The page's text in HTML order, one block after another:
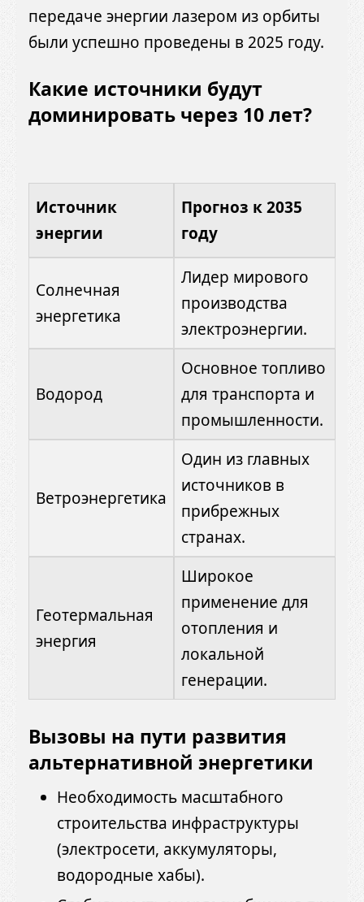
передаче энергии лазером из орбиты
были успешно проведены в 2025 году.
Какие источники будут
доминировать через 10 лет?
Источник
энергии
Прогноз к 2035
году
Солнечная
энергетика
Лидер мирового
производства
электроэнергии.
Водород
Основное топливо
для транспорта и
промышленности.
Ветроэнергетика
Один из главных
источников в
прибрежных
странах.
Геотермальная
энергия
Широкое
применение для
отопления и
локальной
генерации.
Вызовы на пути развития
альтернативной энергетики
Необходимость масштабного
строительства инфраструктуры
(электросети, аккумуляторы,
водородные хабы).